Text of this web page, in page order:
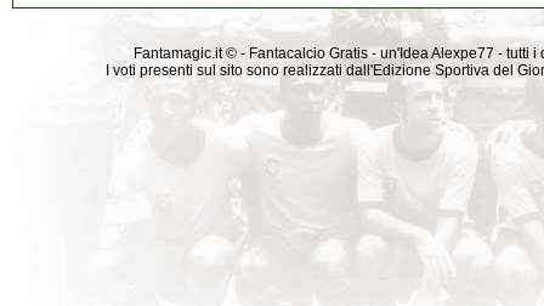
Fantamagic.it © - Fantacalcio Gratis - un'Idea Alexpe77 -
I voti presenti sul sito sono realizzati dall'Edizione Sportiva del